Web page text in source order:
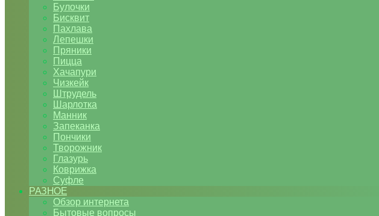
Булочки
Бисквит
Пахлава
Лепешки
Пряники
Пицца
Хачапури
Чизкейк
Штрудель
Шарлотка
Манник
Запеканка
Пончики
Творожник
Глазурь
Коврижка
Суфле
РАЗНОЕ
Обзор интернета
Бытовые вопросы